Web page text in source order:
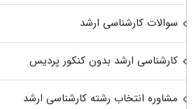
سوالات کارشناسی ارشد
کارشناسی ارشد بدون کنکور پردیس
مشاوره انتخاب رشته کارشناسی ارشد